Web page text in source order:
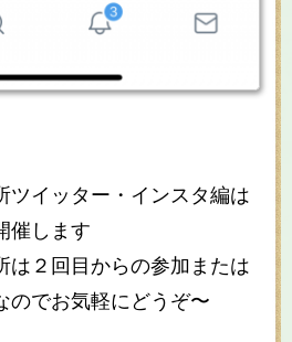
ツイッター・インスタ編は
催します
は２回目からの参加または
のでお気軽にどうぞ〜